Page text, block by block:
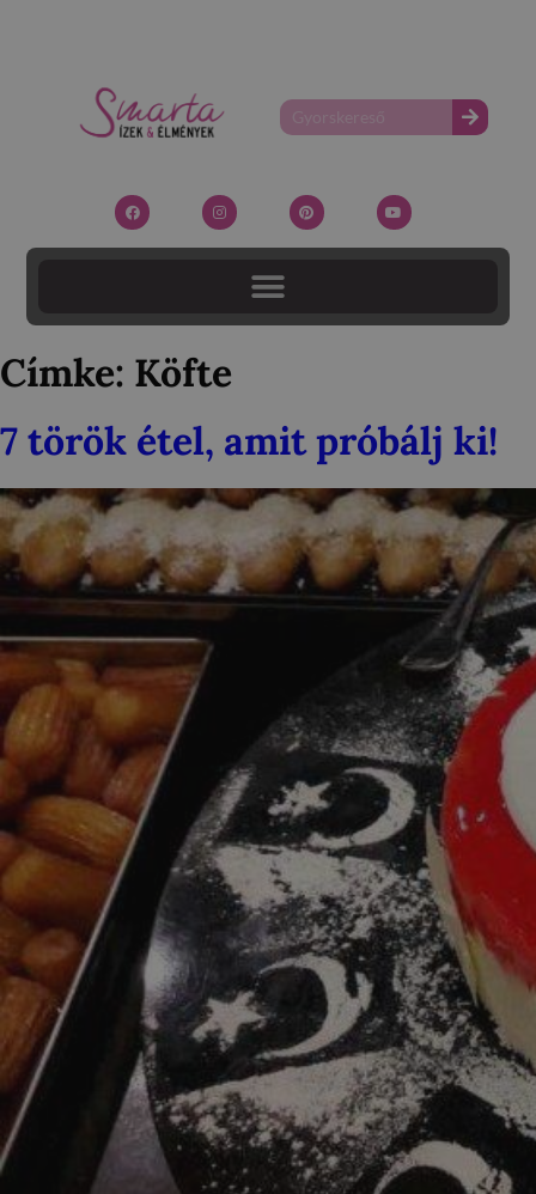
Címke: Köfte
7 török étel, amit próbálj ki!